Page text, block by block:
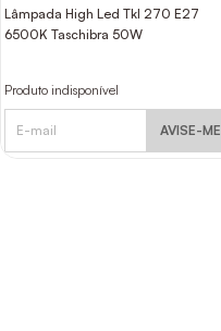
Lâmpada High Led Tkl 270 E27
6500K Taschibra 50W
Produto indisponível
AVISE-ME